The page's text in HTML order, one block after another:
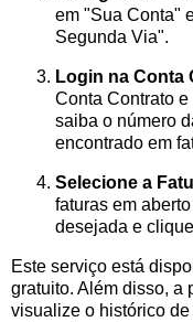
em "Sua Conta"
Segunda Via".
Login na Conta
Conta Contrato
saiba o número
encontrado em
Selecione a
faturas em
desejada e
Este serviço está
gratuito. Além disso, a
visualize o histórico